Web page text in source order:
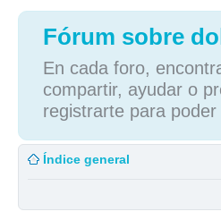
Fórum sobre
En cada foro,
compartir, ayudar o
registrarte para poder
Índice general